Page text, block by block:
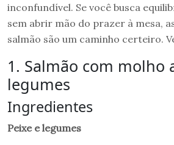
inconfundível. Se você busca
sem abrir mão do prazer à mesa,
salmão são um caminho certeiro.
1. Salmão com molho
legumes
Ingredientes
Peixe e legumes